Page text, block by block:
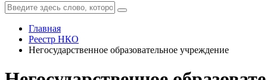
Главная
Реестр НКО
Негосударственное образовательное учреждение